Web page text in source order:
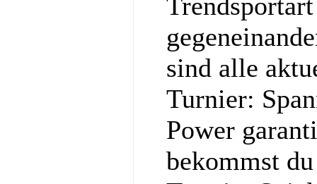
sind alle
Turnier:
Power
bekommst